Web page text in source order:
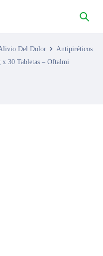
Del Dolor
Antipiréticos
30 Tabletas – Oftalmi